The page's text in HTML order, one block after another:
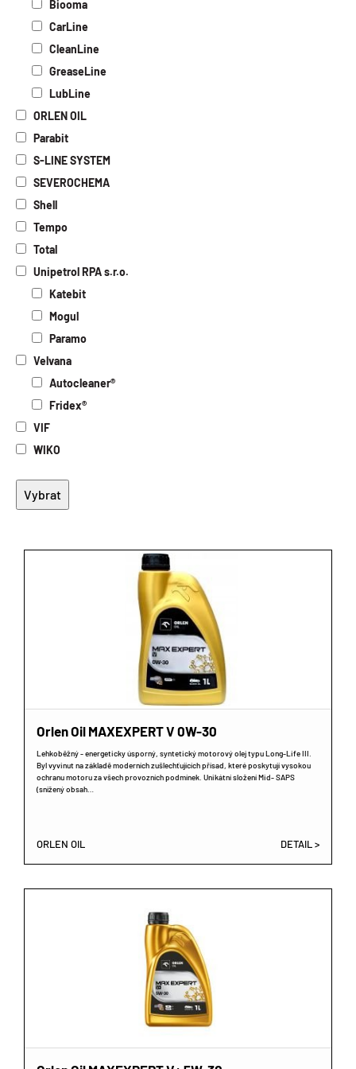
Biooma
CarLine
CleanLine
GreaseLine
LubLine
ORLEN OIL
Parabit
S-LINE SYSTEM
SEVEROCHEMA
Shell
Tempo
Total
Unipetrol RPA s.r.o.
Katebit
Mogul
Paramo
Velvana
Autocleaner®
Fridex®
VIF
WIKO
Orlen Oil MAXEXPERT V 0W-30
Lehkoběžný - energeticky úsporný, syntetický motorový olej typu Long-Life III.
Byl vyvinut na základě moderních zušlechťujících přísad, které poskytují vysokou
ochranu motoru za všech provozních podmínek. Unikátní složení Mid- SAPS
(snížený obsah…
ORLEN OIL DETAIL >